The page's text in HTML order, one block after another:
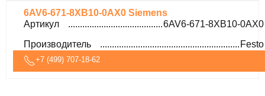
6AV6-671-8XB10-0AX0 Siemens
Артикул
6AV6-671-8XB10-0AX0
Производитель
Festo
+7 (499) 707-18-62